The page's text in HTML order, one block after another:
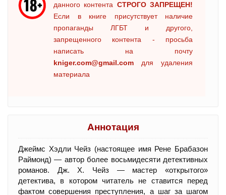
данного контента СТРОГО ЗАПРЕЩЕН!
Если в книге присутствует наличие
пропаганды ЛГБТ и другого,
запрещенного контента - просьба
написать на почту
kniger.com@gmail.com для удаления
материала
Аннотация
Джеймс Хэдли Чейз (настоящее имя Рене Брабазон
Раймонд) — автор более восьмидесяти детективных
романов. Дж. X. Чейз — мастер «открытого»
детектива, в котором читатель не ставится перед
фактом совершения преступления, а шаг за шагом